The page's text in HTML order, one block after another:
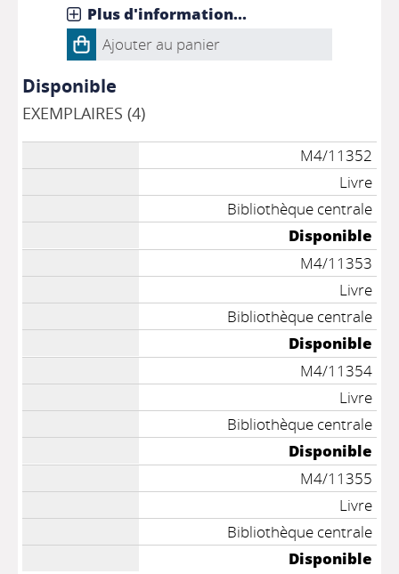
Plus d'information...
Ajouter au panier
Disponible
EXEMPLAIRES (4)
M4/11352
Livre
Bibliothèque centrale
Disponible
M4/11353
Livre
Bibliothèque centrale
Disponible
M4/11354
Livre
Bibliothèque centrale
Disponible
M4/11355
Livre
Bibliothèque centrale
Disponible